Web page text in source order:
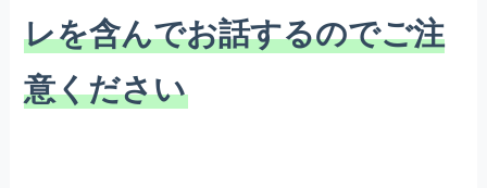
レを含んでお話するのでご注
意ください